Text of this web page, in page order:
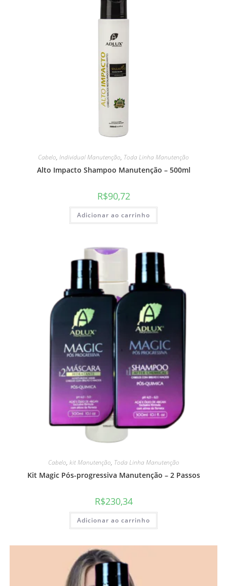
Cabelo, Individual Manutenção, Toda Linha Manutenção
Alto Impacto Shampoo Manutenção – 500ml
R$90,72
Adicionar ao carrinho
Cabelo, kit Manutenção, Toda Linha Manutenção
Kit Magic Pós-progressiva Manutenção – 2 Passos
R$230,34
Adicionar ao carrinho